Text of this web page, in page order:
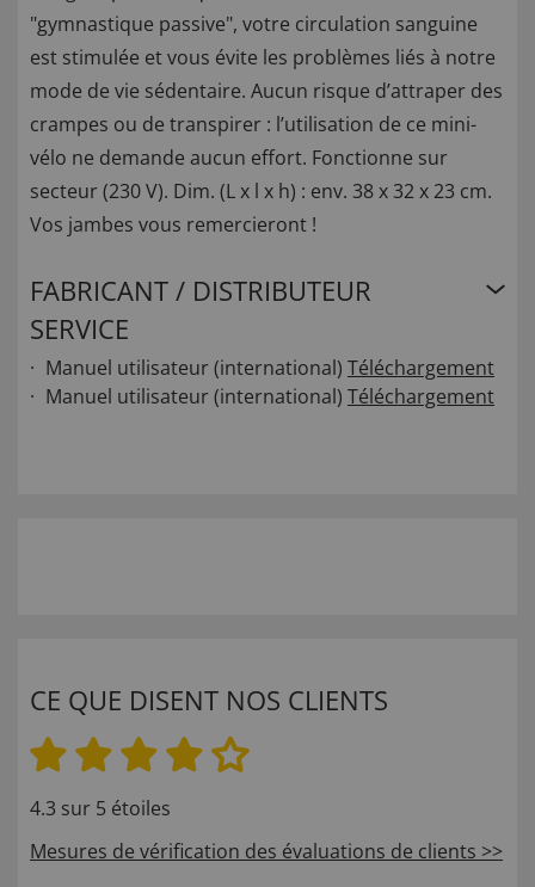
"gymnastique passive", votre circulation sanguine
est stimulée et vous évite les problèmes liés à notre
mode de vie sédentaire. Aucun risque d’attraper des
crampes ou de transpirer : l’utilisation de ce mini-
vélo ne demande aucun effort. Fonctionne sur
secteur (230 V). Dim. (L x l x h) : env. 38 x 32 x 23 cm.
Vos jambes vous remercieront !
FABRICANT / DISTRIBUTEUR
SERVICE
Manuel utilisateur (international) Téléchargement
Manuel utilisateur (international) Téléchargement
CE QUE DISENT NOS CLIENTS
4.3 sur 5 étoiles
Mesures de vérification des évaluations de clients >>